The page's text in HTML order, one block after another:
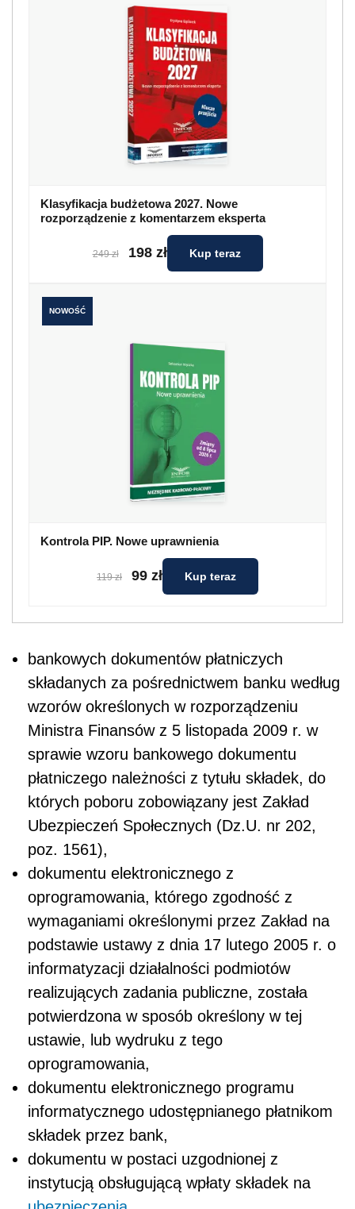
Klasyfikacja budżetowa 2027. Nowe
rozporządzenie z komentarzem eksperta
249 zł 198 zł Kup teraz
NOWOŚĆ
Kontrola PIP. Nowe uprawnienia
119 zł 99 zł Kup teraz
bankowych dokumentów płatniczych
składanych za pośrednictwem banku według
wzorów określonych w rozporządzeniu
Ministra Finansów z 5 listopada 2009 r. w
sprawie wzoru bankowego dokumentu
płatniczego należności z tytułu składek, do
których poboru zobowiązany jest Zakład
Ubezpieczeń Społecznych (Dz.U. nr 202,
poz. 1561),
dokumentu elektronicznego z
oprogramowania, którego zgodność z
wymaganiami określonymi przez Zakład na
podstawie ustawy z dnia 17 lutego 2005 r. o
informatyzacji działalności podmiotów
realizujących zadania publiczne, została
potwierdzona w sposób określony w tej
ustawie, lub wydruku z tego
oprogramowania,
dokumentu elektronicznego programu
informatycznego udostępnianego płatnikom
składek przez bank,
dokumentu w postaci uzgodnionej z
instytucją obsługującą wpłaty składek na